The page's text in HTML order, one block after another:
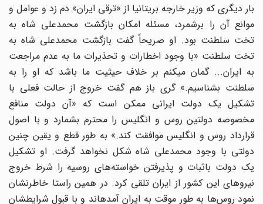
بار دیگری که وزیر خارجه بریتانیا از «ترقی ایران» دم زد و عوامل و
موانع آن را برشمرد، مسئله امکان بازگشت محمدعلی ‌شاه به
تخت سلطنت بود. او صریحاً گفت بازگشت محمدعلی شاه به
تخت سلطنت «با وجود اخطارات و تحذیرات ما به عدم مراجعت
به ایران... گمان می‎کنم بر خلاف حیثیت ما باشد که او را به
سلطنت بشناسیم.» گری باز هم گفت خروج از حالت فعلی با
تشکیل یک دولت ایرانی ممکن است که «آن دولت منافع
مخصوصه دولتین روس و انگلیس را محترم بشمارد و با اصول
قرارداد روس و انگلیس موافقت کند.» به طور قطع و یقین چنین
دولتی با وجود محمدعلی ‌شاه شکل نخواهد گرفت. او تشکیل
یک دولت باثبات و پذیرفتن خواسته‌های روسیه را شرط خروج
نیروهای این کشور از ایران تلقی کرد. در همین راستا خاطرنشان
نمود روس‌ها به طور موقت به ایران آمده‎اند و با قبول شرایطشان